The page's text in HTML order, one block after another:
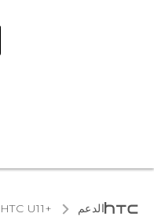
الدعم HTC U11+‎